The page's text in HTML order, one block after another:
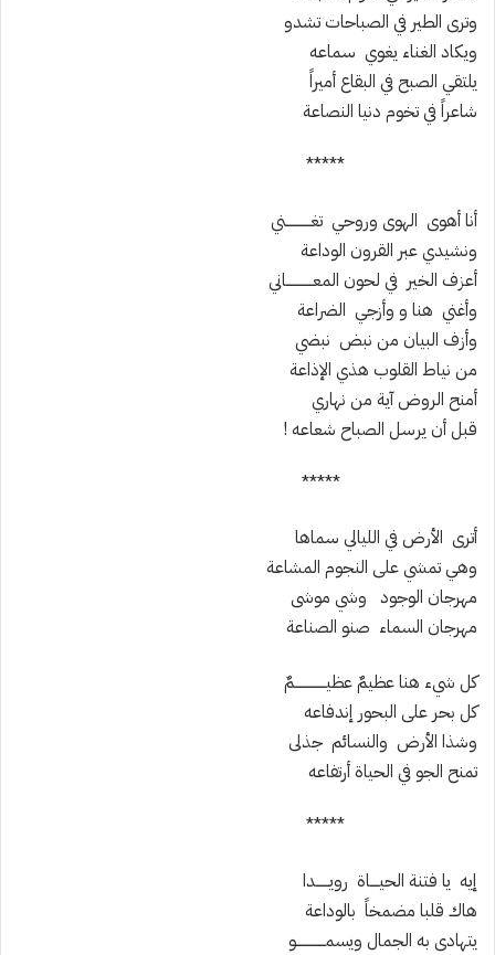
وترى الطير في الصباحات تشدو
ويكاد الغناء يغوي سماعه
يلتقي الصبح في البقاع أميراً
شاعراً في تخوم دنيا النصاعة
*****
أنا أهوى الهوى وروحي تغـــــــــــني
ونشيدي عبر القرون الوداعة
أعزف الخير في لحون المعــــــــــــاني
وأغني هنا و وأزجي الضراعة
وأزف البيان من نبض نبضي
من نياط القلوب هذي الإذاعة
أمنح الروض آية من نهاري
قبل أن يرسل الصباح شعاعه !
*****
أترى الأرض في الليالي سماها
وهي تمشي على النجوم المشاعة
مهرجان الوجود وشي موشى
مهرجان السماء صنو الصناعة
كل شيء هنا عظيمٌ عظيــــــــــــــمٌ
كل بحر على البحور إندفاعه
وشذا الأرض والنسائم جذلى
تمنح الجو في الحياة أرتفاعه
*****
إيه يا فتنة الحيــــاة رويــــــدا
هاك قلبا مضمخاً بالوداعة
يتهادى به الجمال ويسمـــــــــــــو